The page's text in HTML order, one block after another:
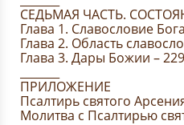
СЕДЬМАЯ ЧАСТЬ.
Глава 1. Славословие
Глава 2. Область
Глава 3. Дары Божии – 229
ПРИЛОЖЕНИЕ
Псалтирь святого
Молитва с Псалтирью